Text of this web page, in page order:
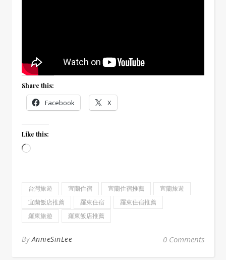
Share this:
Facebook X
Like this:
Loading…
台灣旅遊 宜蘭住宿 宜蘭住宿推薦
宜蘭旅遊
宜蘭飯店推薦
羅東住宿
羅東住宿推薦
羅東旅遊
羅東飯店推薦
By AnnieSinLee 0 Comments